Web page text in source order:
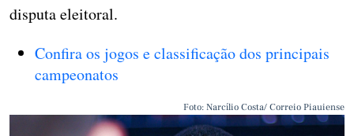
disputa eleitoral.
Confira os jogos e classificação dos principais
campeonatos
Foto: Narcílio Costa/ Correio Piauiense